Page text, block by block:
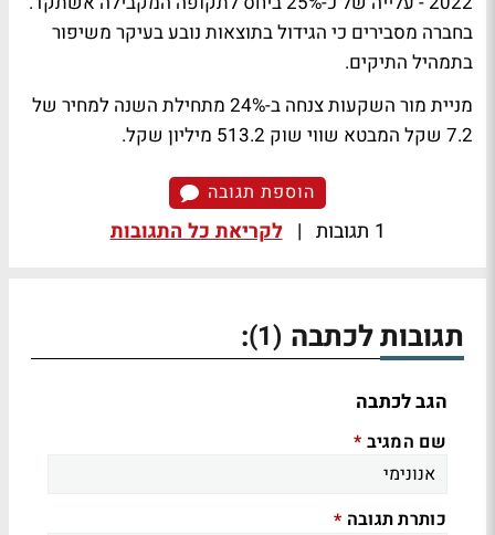
בחברה מסבירים כי הגידול בתוצאות נובע בעיקר משיפור
בתמהיל התיקים.
מניית מור השקעות צנחה ב-24% מתחילת השנה למחיר של
7.2 שקל המבטא שווי שוק 513.2 מיליון שקל.
הוספת תגובה
1 תגובות | לקריאת כל התגובות
תגובות לכתבה (1)
:
הגב לכתבה
שם המגיב *
כותרת תגובה *